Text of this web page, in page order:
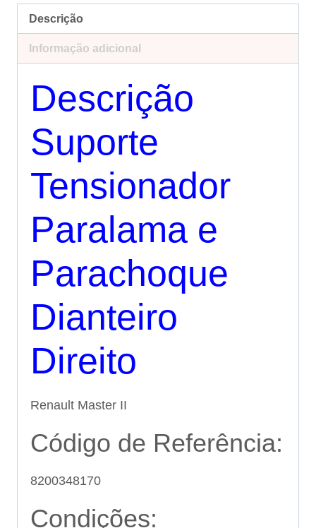
Descrição
Informação adicional
Descrição
Suporte
Tensionador
Paralama e
Parachoque
Dianteiro
Direito
Renault Master II
Código de Referência:
8200348170
Condições: